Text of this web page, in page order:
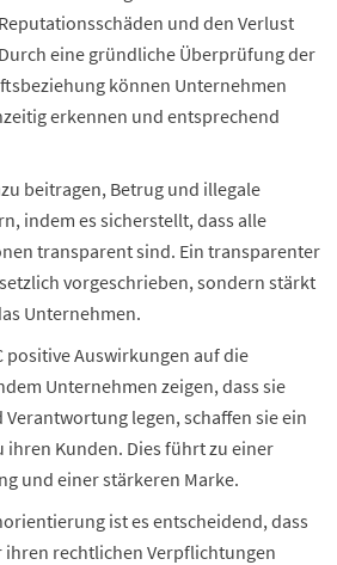
und den Verlust
eine gründliche Überprüfung der
können Unternehmen
erkennen und entsprechend
beitragen, Betrug und illegale
indem es sicherstellt, dass alle
transparent sind. Ein transparenter
vorgeschrieben, sondern stärkt
Unternehmen.
positive Auswirkungen auf die
Unternehmen zeigen, dass sie
legen, schaffen sie ein
ihren Kunden. Dies führt zu einer
und einer stärkeren Marke.
ist es entscheidend, dass
rechtlichen Verpflichtungen